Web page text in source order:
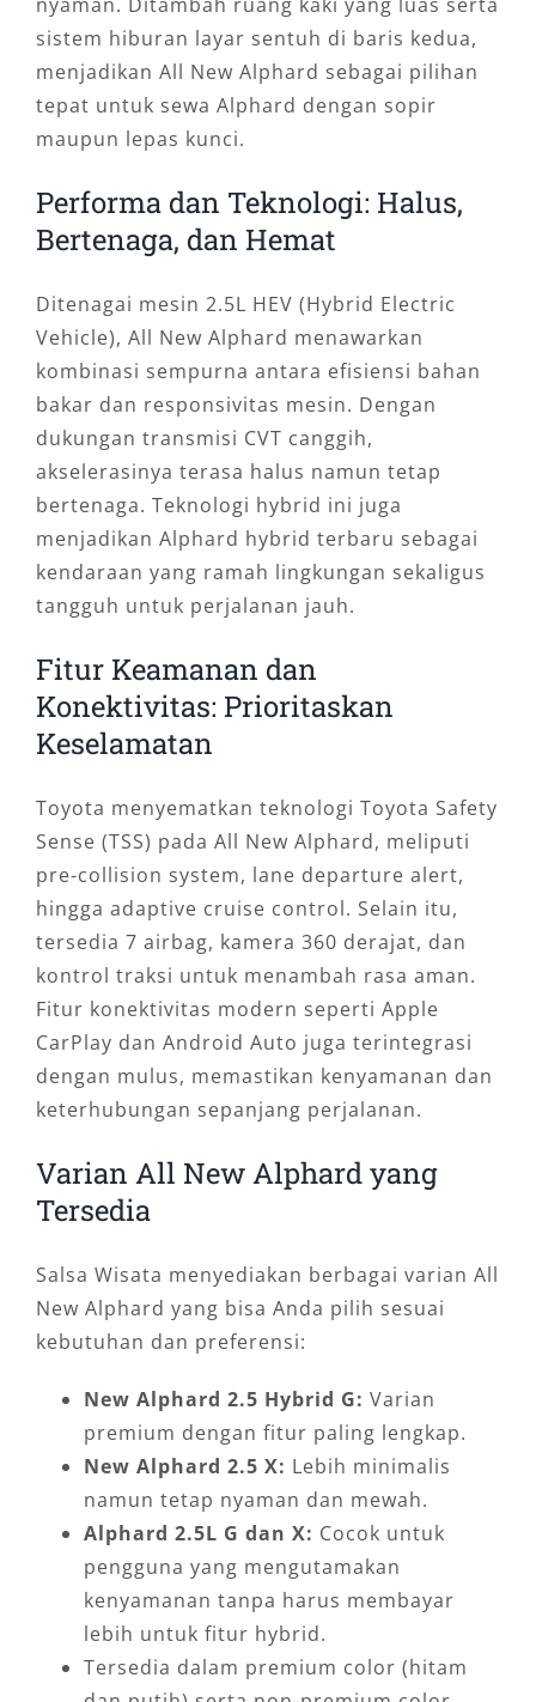
sistem hiburan layar sentuh di baris kedua,
menjadikan All New Alphard sebagai pilihan
tepat untuk sewa Alphard dengan sopir
maupun lepas kunci.
Performa dan Teknologi: Halus,
Bertenaga, dan Hemat
Ditenagai mesin 2.5L HEV (Hybrid Electric
Vehicle), All New Alphard menawarkan
kombinasi sempurna antara efisiensi bahan
bakar dan responsivitas mesin. Dengan
dukungan transmisi CVT canggih,
akselerasinya terasa halus namun tetap
bertenaga. Teknologi hybrid ini juga
menjadikan Alphard hybrid terbaru sebagai
kendaraan yang ramah lingkungan sekaligus
tangguh untuk perjalanan jauh.
Fitur Keamanan dan
Konektivitas: Prioritaskan
Keselamatan
Toyota menyematkan teknologi Toyota Safety
Sense (TSS) pada All New Alphard, meliputi
pre-collision system, lane departure alert,
hingga adaptive cruise control. Selain itu,
tersedia 7 airbag, kamera 360 derajat, dan
kontrol traksi untuk menambah rasa aman.
Fitur konektivitas modern seperti Apple
CarPlay dan Android Auto juga terintegrasi
dengan mulus, memastikan kenyamanan dan
keterhubungan sepanjang perjalanan.
Varian All New Alphard yang
Tersedia
Salsa Wisata menyediakan berbagai varian All
New Alphard yang bisa Anda pilih sesuai
kebutuhan dan preferensi:
New Alphard 2.5 Hybrid G: Varian
premium dengan fitur paling lengkap.
New Alphard 2.5 X: Lebih minimalis
namun tetap nyaman dan mewah.
Alphard 2.5L G dan X: Cocok untuk
pengguna yang mengutamakan
kenyamanan tanpa harus membayar
lebih untuk fitur hybrid.
Tersedia dalam premium color (hitam